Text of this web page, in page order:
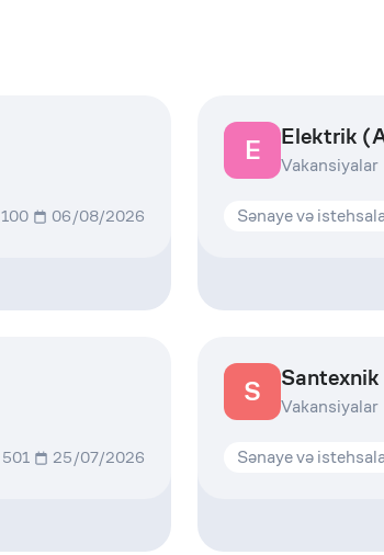
100 06/08/2026
E Elektrik
Vakansiyalar
Sənaye və
501 25/07/2026
S Santexnik
Vakansiyalar
Sənaye və